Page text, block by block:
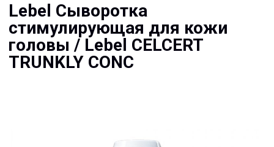
Lebel Сыворотка
стимулирующая для кожи
головы / Lebel CELCERT
TRUNKLY CONC